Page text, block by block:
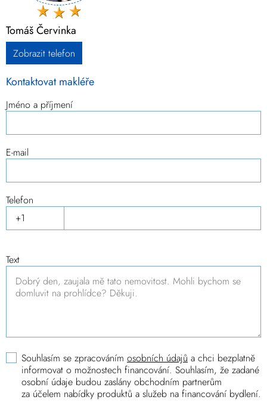
Tomáš Červinka
Zobrazit telefon
Kontaktovat makléře
Jméno a příjmení
E-mail
Telefon
Text
Souhlasím se zpracováním osobních údajů a chci bezplatně
informovat o možnostech financování. Souhlasím, že zadané
osobní údaje budou zaslány obchodním partnerům
za účelem nabídky produktů a služeb na financování bydlení.